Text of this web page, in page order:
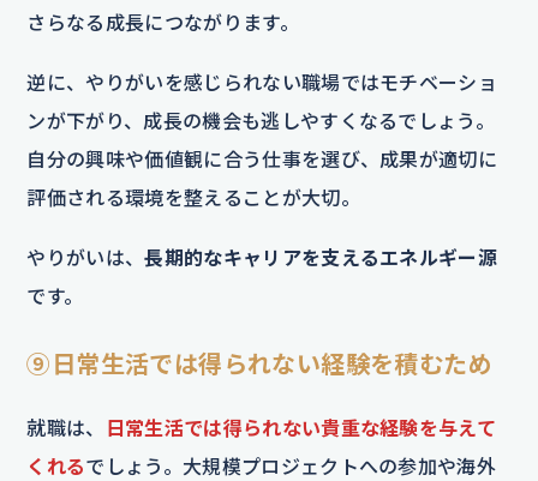
さらなる成長につながります。
逆に、やりがいを感じられない職場ではモチベーショ
ンが下がり、成長の機会も逃しやすくなるでしょう。
自分の興味や価値観に合う仕事を選び、成果が適切に
評価される環境を整えることが大切。
やりがいは、長期的なキャリアを支えるエネルギー源
です。
⑨日常生活では得られない経験を積むため
就職は、
日常生活では得られない貴重な経験を与えて
くれるでしょう。大規模プロジェクトへの参加や海外